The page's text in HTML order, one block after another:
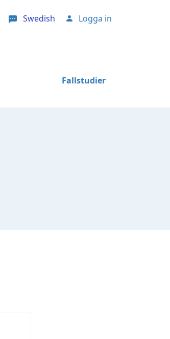
Swedish User account menu
Logga in
Fallstudier